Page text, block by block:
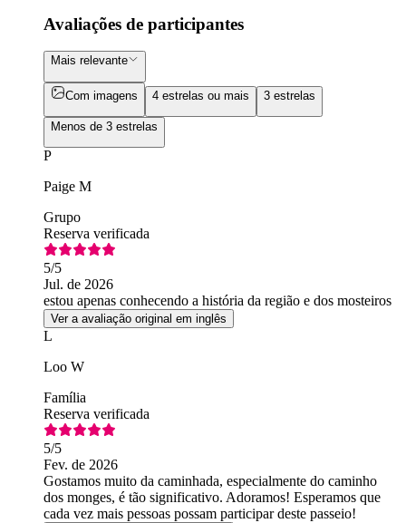
Avaliações de participantes
Mais relevante
Com imagens 4 estrelas ou mais 3 estrelas
Menos de 3 estrelas
P
Paige M
Grupo
Reserva verificada
5/5
Jul. de 2026
estou apenas conhecendo a história da região e dos mosteiros
Ver a avaliação original em inglês
L
Loo W
Família
Reserva verificada
5/5
Fev. de 2026
Gostamos muito da caminhada, especialmente do caminho
dos monges, é tão significativo. Adoramos! Esperamos que
cada vez mais pessoas possam participar deste passeio!